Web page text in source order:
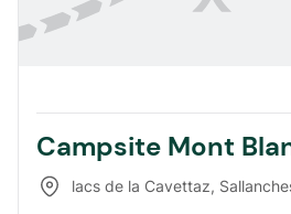
Campsite Mont
lacs de la Cavettaz,